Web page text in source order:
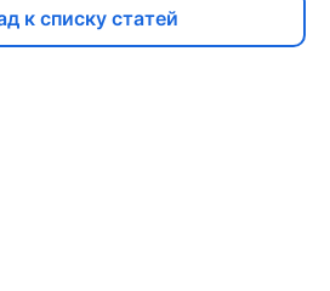
к списку статей